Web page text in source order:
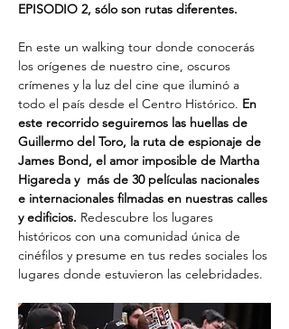
EPISODIO 2, sólo son rutas diferentes.
En este un walking tour donde conocerás
los orígenes de nuestro cine, oscuros
crímenes y la luz del cine que iluminó a
todo el país desde el Centro Histórico. En
este recorrido seguiremos las huellas de
Guillermo del Toro, la ruta de espionaje de
James Bond, el amor imposible de Martha
Higareda y  más de 30 películas nacionales
e internacionales filmadas en nuestras calles
y edificios. Redescubre los lugares
históricos con una comunidad única de
cinéfilos y presume en tus redes sociales los
lugares donde estuvieron las celebridades.